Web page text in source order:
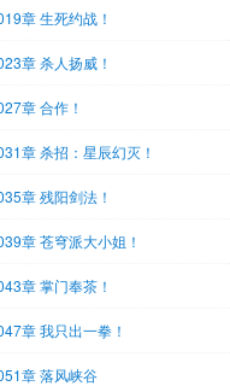
章 生死约战！
章 杀人扬威！
章 合作！
章 杀招：星辰幻灭！
章 残阳剑法！
章 苍穹派大小姐！
章 掌门奉茶！
章 我只出一拳！
章 落风峡谷